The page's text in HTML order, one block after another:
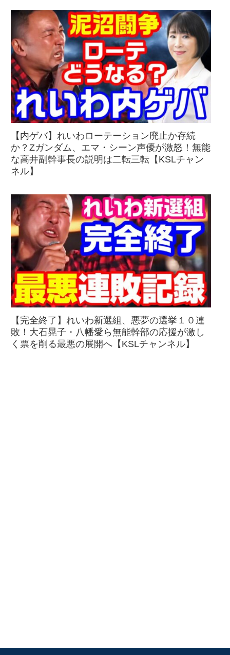
【内ゲバ】れいわローテーション廃止か存続
か？Zガンダム、エマ・シーン声優が激怒！無能
な高井副幹事長の説明は二転三転【KSLチャン
ネル】
【完全終了】れいわ新選組、悪夢の選挙１０連
敗！大石晃子・八幡愛ら無能幹部の応援が激し
く票を削る最悪の展開へ【KSLチャンネル】